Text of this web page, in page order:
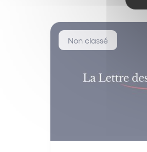
Non classé